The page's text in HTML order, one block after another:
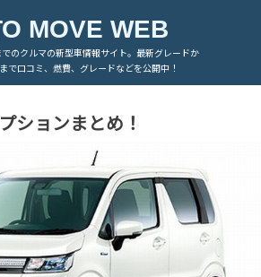
MOVE WEB
のクルマの新型車情報サイト。最新グレードか
で口コミ、燃費、グレードなどを公開中！
ションまとめ！